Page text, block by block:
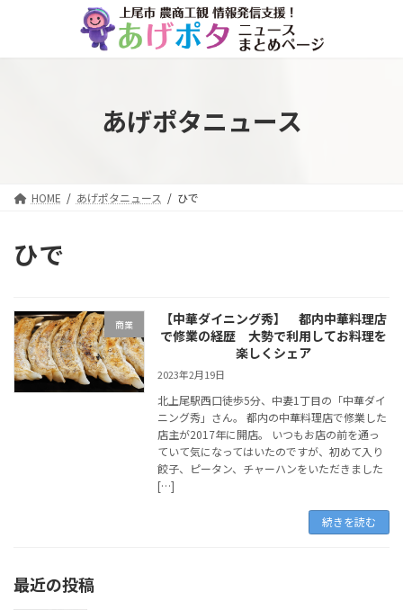
ン
ー
あげポタニュース
HOME あげポタニュース ひで
ひで
商業
【中華ダイニング秀】 都内中華料理店
で修業の経歴 大勢で利用してお料理を
楽しくシェア
2023年2月19日
北上尾駅西口徒歩5分、中妻1丁目の「中華ダイ
ニング秀」さん。 都内の中華料理店で修業した
店主が2017年に開店。 いつもお店の前を通っ
ていて気になってはいたのですが、初めて入り
餃子、ピータン、チャーハンをいただきました
[…]
続きを読む
最近の投稿